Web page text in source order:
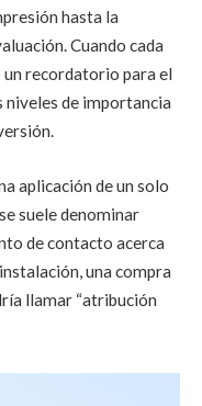
hasta la
Cuando cada
recordatorio para el
niveles de importancia
aplicación de un solo
se suele denominar
de contacto acerca
una compra
llamar “atribución